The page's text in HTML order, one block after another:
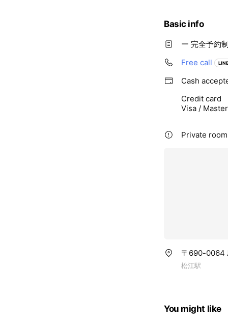
Basic info
ー 完全予約
Free call
Cash
Credit card
Visa /
Private
〒690-0064
松江駅
You might like